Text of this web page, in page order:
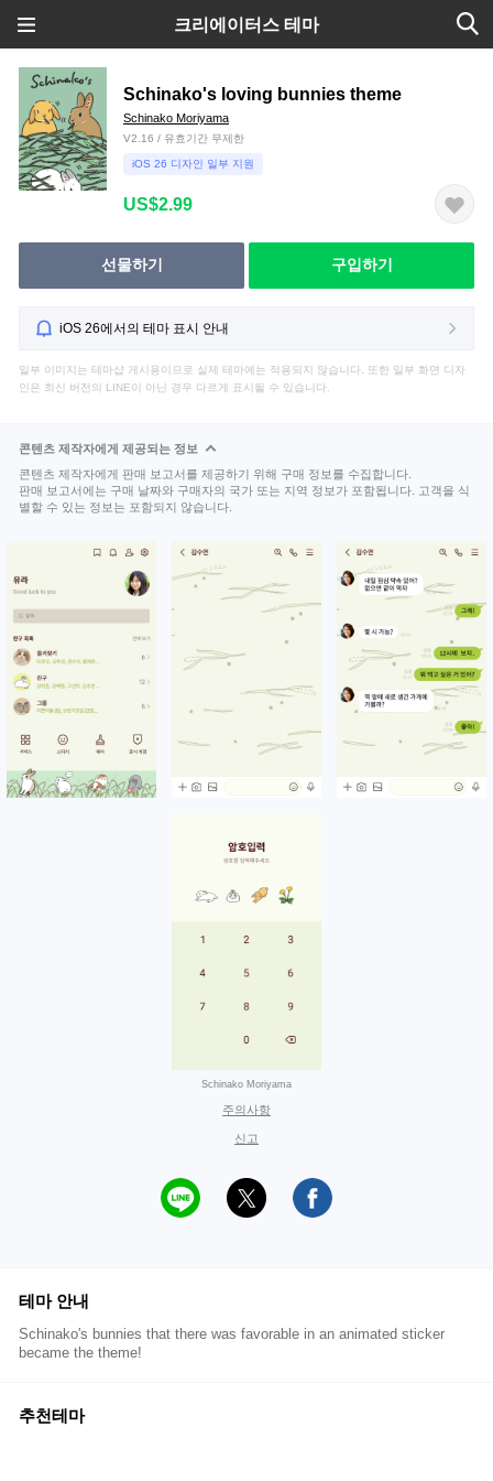
크리에이터스 테마
Schinako's loving bunnies theme
Schinako Moriyama
V2.16 / 유효기간 무제한
iOS 26 디자인 일부 지원
US$2.99
선물하기 구입하기
iOS 26에서의 테마 표시 안내
일부 이미지는 테마샵 게시용이므로 실제 테마에는 적용되지 않습니다. 또한 일부 화면 디자
인은 최신 버전의 LINE이 아닌 경우 다르게 표시될 수 있습니다.
콘텐츠 제작자에게 제공되는 정보
콘텐츠 제작자에게 판매 보고서를 제공하기 위해 구매 정보를 수집합니다.
판매 보고서에는 구매 날짜와 구매자의 국가 또는 지역 정보가 포함됩니다. 고객을 식
별할 수 있는 정보는 포함되지 않습니다.
Schinako Moriyama
주의사항
신고
테마 안내
Schinako's bunnies that there was favorable in an animated sticker
became the theme!
추천테마